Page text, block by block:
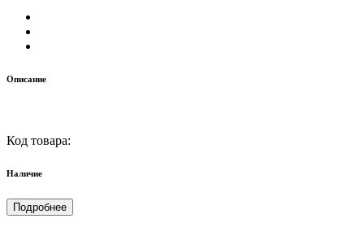
Описание
Код товара:
Наличие
Подробнее